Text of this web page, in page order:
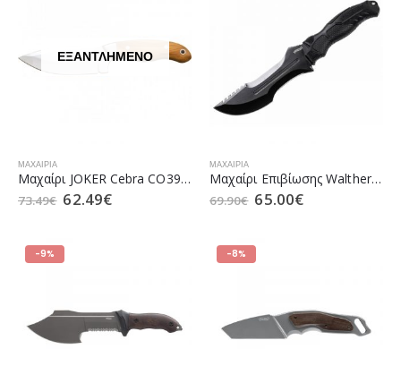
ΕΞΑΝΤΛΗΜΈΝΟ
ΜΑΧΑΊΡΙΑ
Μαχαίρι JOKER Cebra CO39 11cm
73.49€ 62.49€
ΜΑΧΑΊΡΙΑ
Μαχαίρι Επιβίωσης Walther OSK I
69.90€ 65.00€
-9% -8%